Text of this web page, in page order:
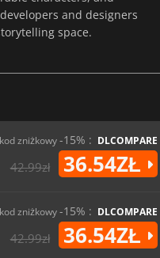
and designers
space.
kod zniżkowy-15% : DLCOMPARE
42.99zł 36.54ZŁ
kod zniżkowy-15% : DLCOMPARE
42.99zł 36.54ZŁ